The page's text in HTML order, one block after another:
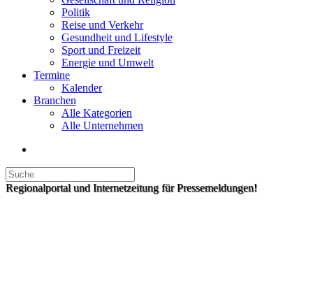
Politik
Reise und Verkehr
Gesundheit und Lifestyle
Sport und Freizeit
Energie und Umwelt
Termine
Kalender
Branchen
Alle Kategorien
Alle Unternehmen
Regionalportal und Internetzeitung für Pressemeldungen!